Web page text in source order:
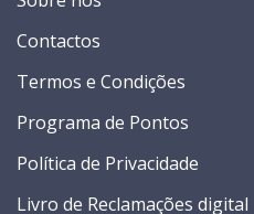
Contactos
Termos e Condições
Programa de Pontos
Política de Privacidade
Livro de Reclamações digital